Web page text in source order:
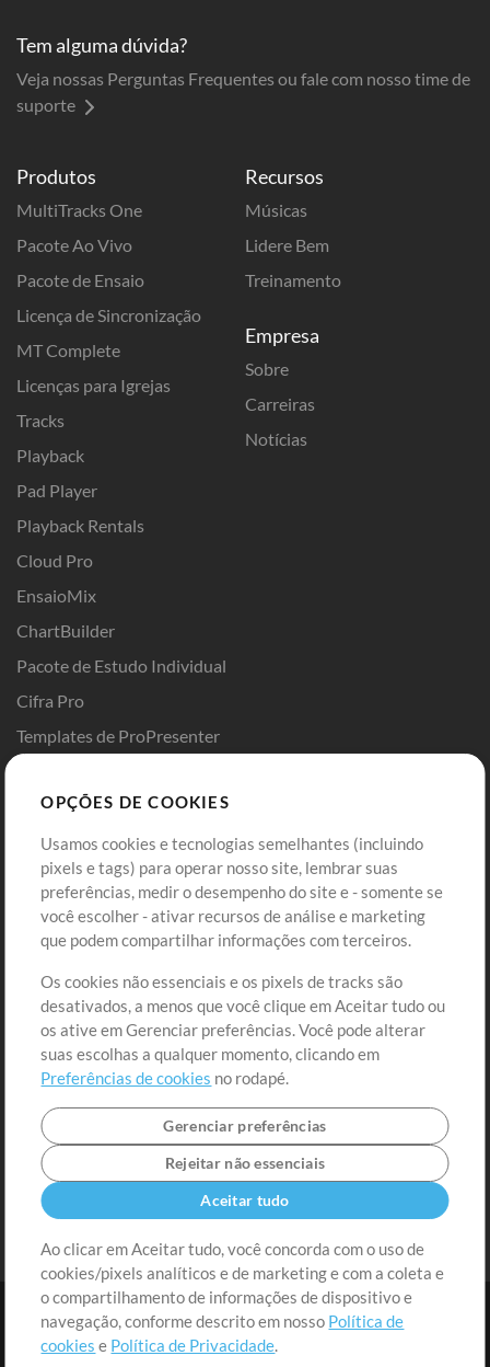
Produtos
MultiTracks One
Pacote Ao Vivo
Pacote de Ensaio
Licença de Sincronização
MT Complete
Licenças para Igrejas
Tracks
Playback
Pad Player
Playback Rentals
Cloud Pro
EnsaioMix
ChartBuilder
Pacote de Estudo Individual
Cifra Pro
Templates de ProPresenter
Recursos
Músicas
Lidere Bem
Treinamento
Empresa
Sobre
Carreiras
Notícias
Comprar Créditos
Conteúdo Grátis
Solicite uma Música
Extras
Sessões
Envie seu conteúdo
Playlist
MT Conference
Entre
Cadastre-se
Ir ao carrinho
Tem alguma dúvida?
Veja nossas Perguntas Frequentes ou fale com nosso time de
suporte
Termos | Política de Privacidade
OPÇÕES DE COOKIES
Usamos cookies e tecnologias semelhantes (incluindo
pixels e tags) para operar nosso site, lembrar suas
preferências, medir o desempenho do site e - somente se
você escolher - ativar recursos de análise e marketing
que podem compartilhar informações com terceiros.
Os cookies não essenciais e os pixels de tracks são
desativados, a menos que você clique em Aceitar tudo ou
os ative em Gerenciar preferências. Você pode alterar
suas escolhas a qualquer momento, clicando em
Preferências de cookies no rodapé.
Gerenciar preferências
Rejeitar não essenciais
Aceitar tudo
Ao clicar em Aceitar tudo, você concorda com o uso de
cookies/pixels analíticos e de marketing e com a coleta e
o compartilhamento de informações de dispositivo e
navegação, conforme descrito em nosso Política de
cookies e Política de Privacidade.